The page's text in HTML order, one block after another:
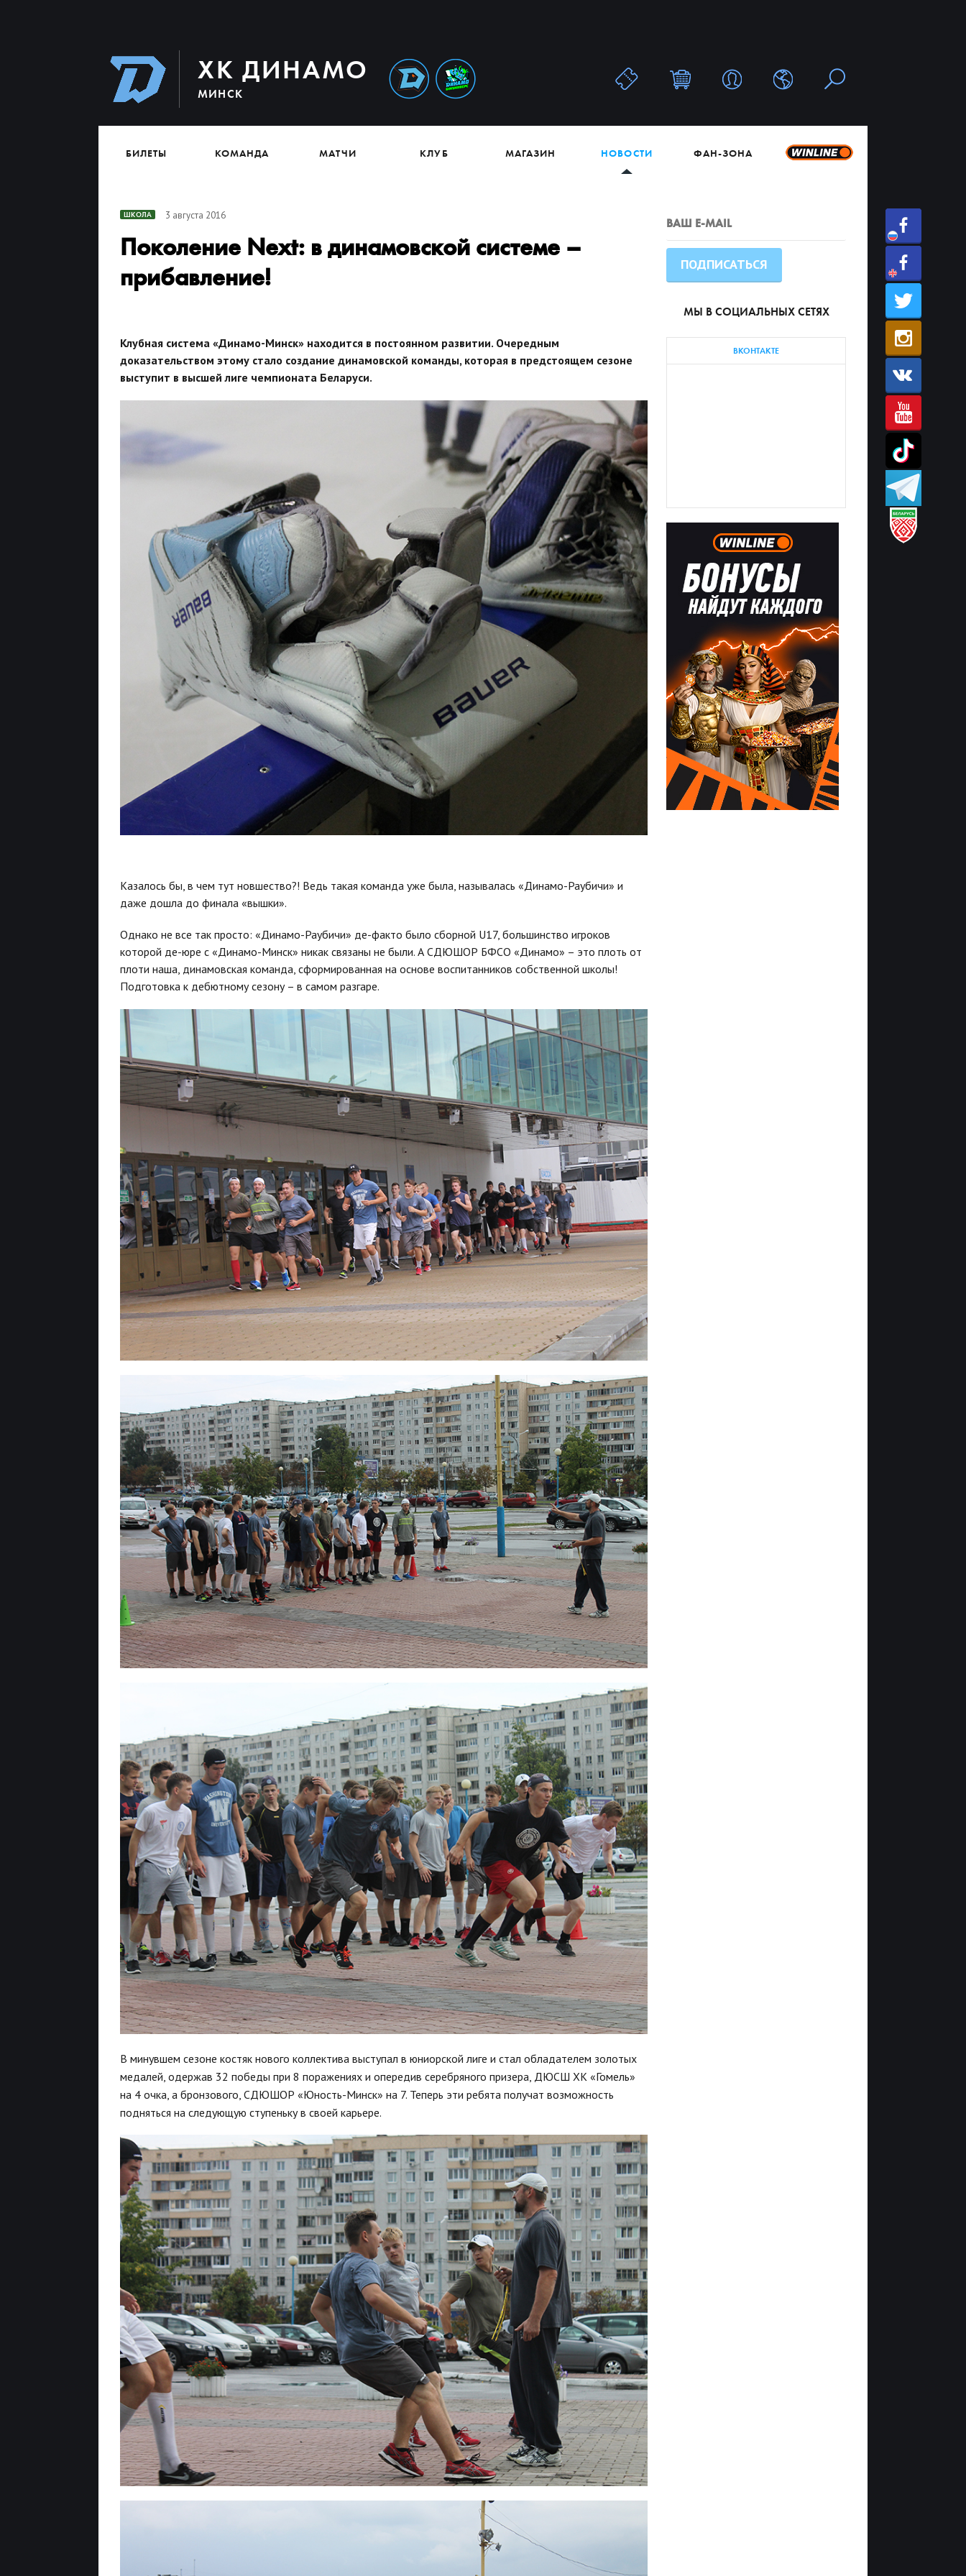
ХК ДИНАМО
МИНСК
БИЛЕТЫ КОМАНДА МАТЧИ КЛУБ МАГАЗИН НОВОСТИ ФАН-ЗОНА
МЫ В СОЦИАЛЬНЫХ СЕТЯХ
ВКОНТАКТЕ
ШКОЛА 3 августа 2016
Поколение Next: в динамовской системе –
прибавление!
Клубная система «Динамо-Минск» находится в постоянном развитии. Очередным
доказательством этому стало создание динамовской команды, которая в предстоящем сезоне
выступит в высшей лиге чемпионата Беларуси.
Казалось бы, в чем тут новшество?! Ведь такая команда уже была, называлась «Динамо-Раубичи» и
даже дошла до финала «вышки».
Однако не все так просто: «Динамо-Раубичи» де-факто было сборной U17, большинство игроков
которой де-юре с «Динамо-Минск» никак связаны не были. А СДЮШОР БФСО «Динамо» – это плоть от
плоти наша, динамовская команда, сформированная на основе воспитанников собственной школы!
Подготовка к дебютному сезону – в самом разгаре.
В минувшем сезоне костяк нового коллектива выступал в юниорской лиге и стал обладателем золотых
медалей, одержав 32 победы при 8 поражениях и опередив серебряного призера, ДЮСШ ХК «Гомель»
на 4 очка, а бронзового, СДЮШОР «Юность-Минск» на 7. Теперь эти ребята получат возможность
подняться на следующую ступеньку в своей карьере.